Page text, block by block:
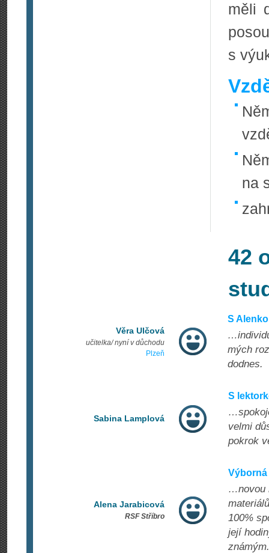
měli
s
na
42
Věra Ulčová
učitelka/ nyní v důchodu
Plzeň
S
mých
dodnes.
Sabina Lamplová
S
velmi
pokrok
Alena Jarabicová
RSF Stříbro
…novou
100%
její
známým.